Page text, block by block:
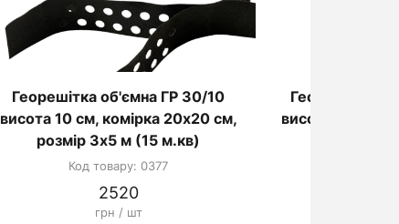
Георешітка об'ємна ГР 30/10
висота 10 см, комірка 20х20 см,
розмір 3х5 м (15 м.кв)
Код товару: 0377
2520
грн / шт
Георешітка
висота 5 см,